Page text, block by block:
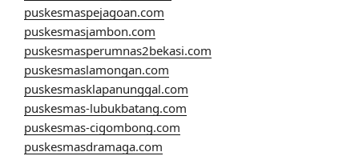
puskesmaspejagoan.com
puskesmasjambon.com
puskesmasperumnas2bekasi.com
puskesmaslamongan.com
puskesmasklapanunggal.com
puskesmas-lubukbatang.com
puskesmas-cigombong.com
puskesmasdramaga.com